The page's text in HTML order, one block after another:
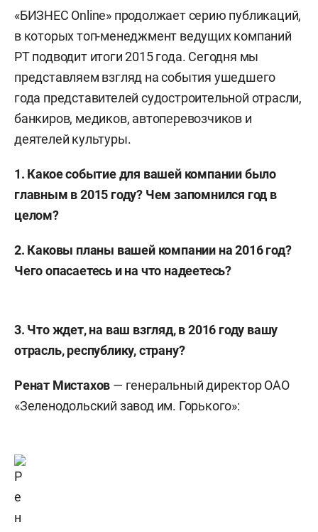
«БИЗНЕС Online» продолжает серию публикаций,
в которых топ-менеджмент ведущих компаний
РТ подводит итоги 2015 года. Сегодня мы
представляем взгляд на события ушедшего
года представителей судостроительной отрасли,
банкиров, медиков, автоперевозчиков и
деятелей культуры.
1. Какое событие для вашей компании было
главным в 2015 году? Чем запомнился год в
целом?
2. Каковы планы вашей компании на 2016 год?
Чего опасаетесь и на что надеетесь?
3. Что ждет, на ваш взгляд, в 2016 году вашу
отрасль, республику, страну?
Ренат Мистахов — генеральный директор ОАО
«Зеленодольский завод им. Горького»: